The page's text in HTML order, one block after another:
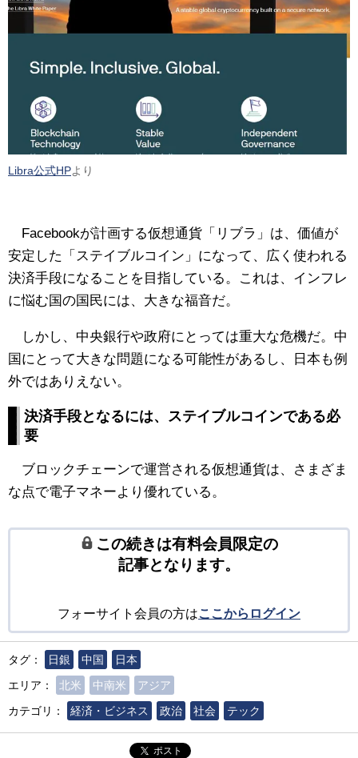
Libra公式HPより
Facebookが計画する仮想通貨「リブラ」は、価値が
安定した「ステイブルコイン」になって、広く使われる
決済手段になることを目指している。これは、インフレ
に悩む国の国民には、大きな福音だ。
しかし、中央銀行や政府にとっては重大な危機だ。中
国にとって大きな問題になる可能性があるし、日本も例
外ではありえない。
決済手段となるには、ステイブルコインである必
要
ブロックチェーンで運営される仮想通貨は、さまざま
な点で電子マネーより優れている。
この続きは有料会員限定の
記事となります。
フォーサイト会員の方はここからログイン
タグ： 日銀 中国
日本
エリア：
北米 中南米
アジア
カテゴリ：
経済・ビジネス 政治 社会 テック
ポスト